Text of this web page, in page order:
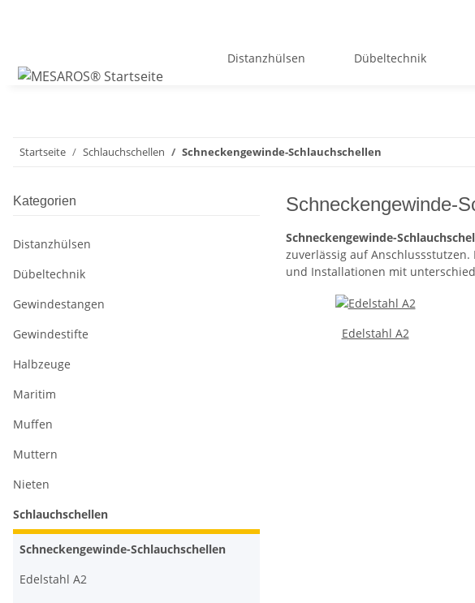
Distanzhülsen Dübeltechnik
Startseite Schlauchschellen Schneckengewinde-Schlauchschellen
Schneckengewinde-
Schneckengewinde-
zuverlässig auf
und Installationen mit
Edelstahl A2
Kategorien
Distanzhülsen
Dübeltechnik
Gewindestangen
Gewindestifte
Halbzeuge
Maritim
Muffen
Muttern
Nieten
Schlauchschellen
Schneckengewinde-Schlauchschellen
Edelstahl A2